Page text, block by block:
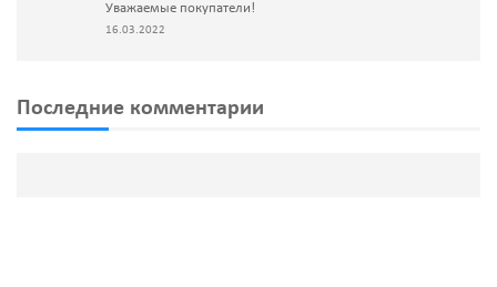
Уважаемые покупатели!
16.03.2022
Последние комментарии